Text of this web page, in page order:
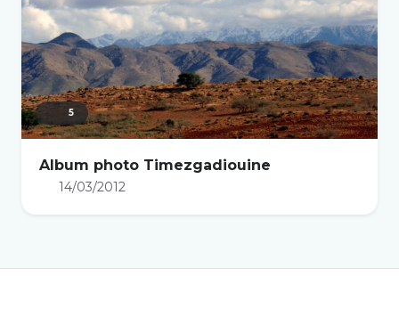
5
Album photo Timezgadiouine
14/03/2012